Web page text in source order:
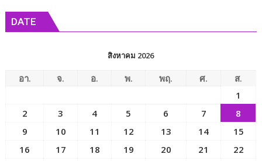
และ
ของ
มนุษย์
ขับ
DATE
สิงหาคม 2026
อา. จ. อ. พ. พฤ. ศ.
ส.
1
2
3 4 5 6 7
8
9
10 11 12 13 14
15
16
17 18 19 20 21
22